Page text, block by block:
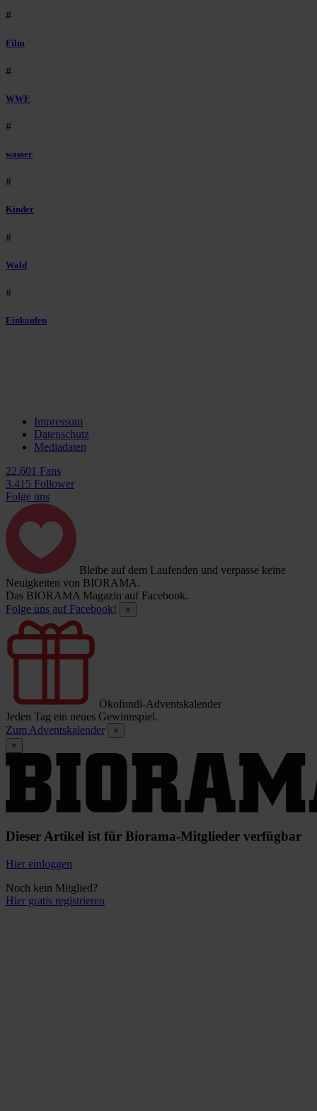
#
Film
#
WWF
#
wasser
#
Kinder
#
Wald
#
Einkaufen
Impressum
Datenschutz
Mediadaten
22.601 Fans
3.415 Follower
Folge uns
Bleibe auf dem Laufenden und verpasse keine
Neuigkeiten von BIORAMA.
Das BIORAMA Magazin auf Facebook.
Folge uns auf Facebook!
×
Ökofundi-Adventskalender
Jeden Tag ein neues Gewinnspiel.
Zum Adventskalender
×
×
Dieser Artikel ist für Biorama-Mitglieder verfügbar
Hier einloggen
Noch kein Mitglied?
Hier gratis registrieren